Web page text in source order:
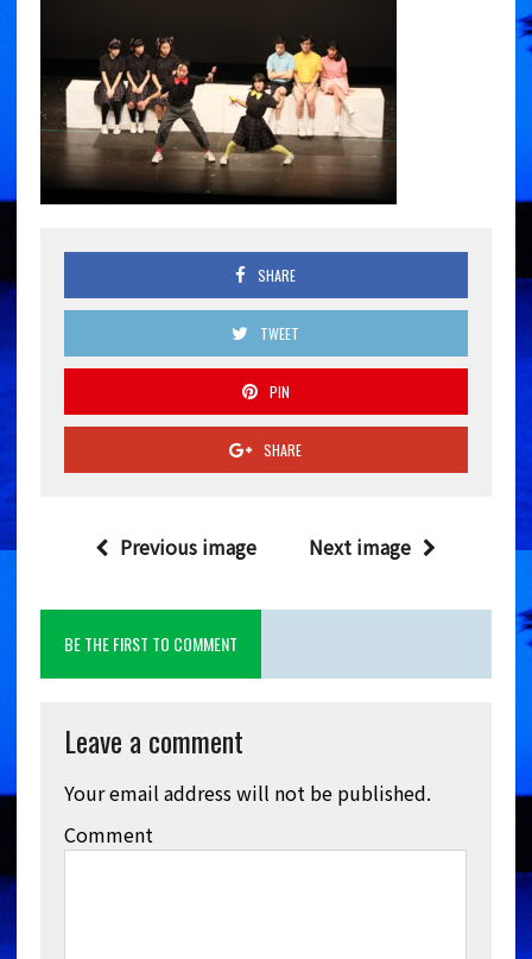
SHARE
TWEET
PIN
SHARE
Previous image Next image
BE THE FIRST TO COMMENT
Leave a comment
Your email address will not be published.
Comment